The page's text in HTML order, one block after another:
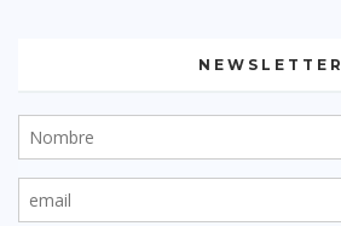
NEWSLETTER